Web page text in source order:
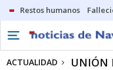
Restos humanos
ACTUALIDAD UNIÓN